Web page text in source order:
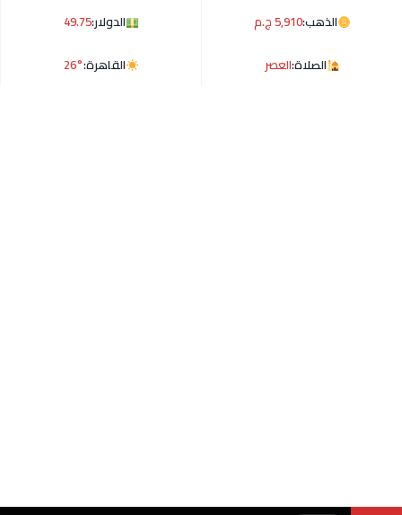
الذهب:5,910 ج.م الدولار:49.75
الصلاة:العصر القاهرة:26°